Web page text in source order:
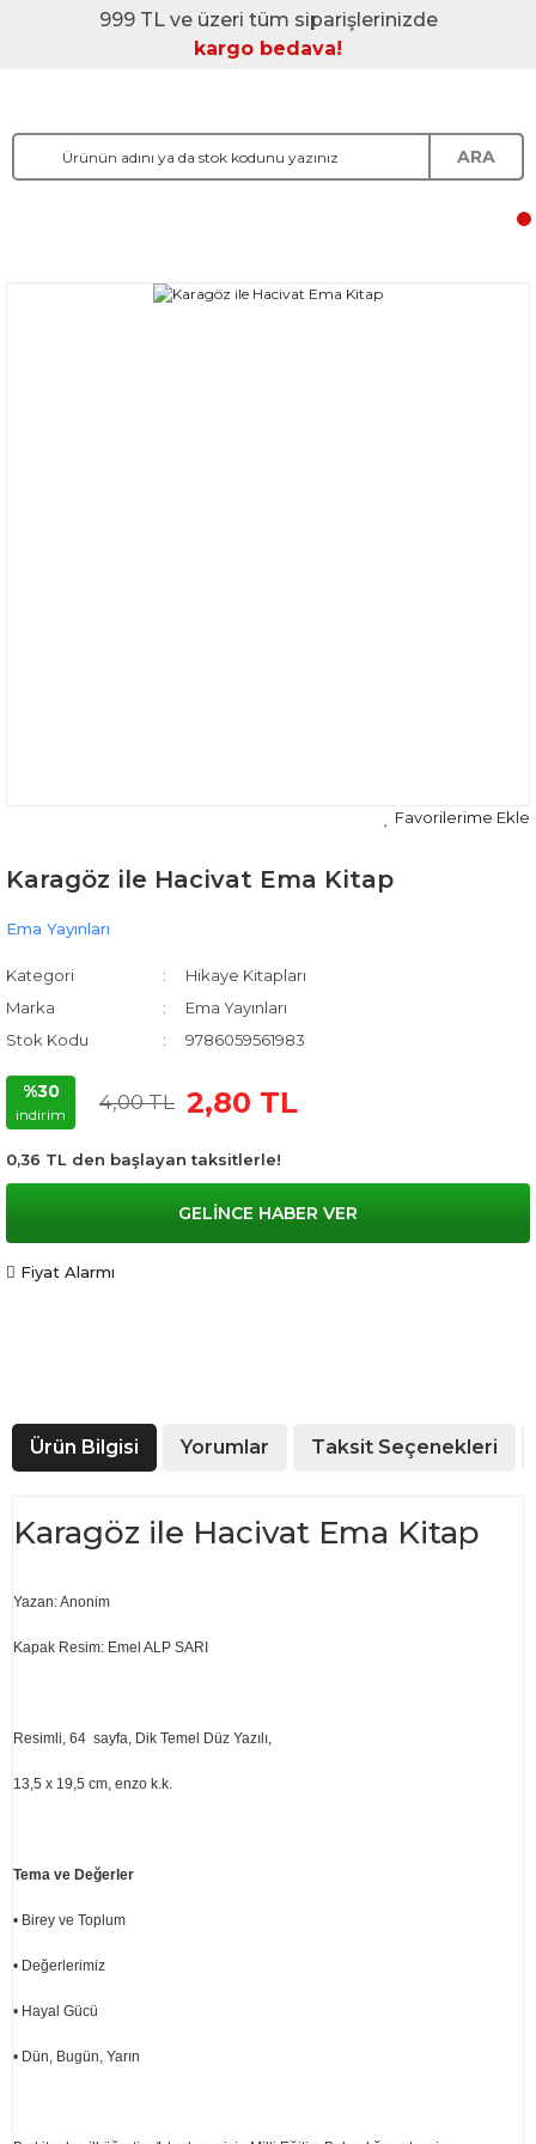
999 TL ve üzeri tüm siparişlerinizde
kargo bedava!
ARA
Karagöz ile Hacivat Ema Kitap
Ema Yayınları
Kategori
Hikaye Kitapları
Marka
Ema Yayınları
Stok Kodu
9786059561983
%30
indirim
4,00 TL 2,80 TL
0,36 TL den başlayan taksitlerle!
GELİNCE HABER VER
Fiyat Alarmı
Ürün Bilgisi Yorumlar Taksit Seçenekleri
Karagöz ile Hacivat Ema Kitap
Yazan: Anonim
Kapak Resim: Emel ALP SARI
Resimli, 64 sayfa, Dik Temel Düz Yazılı,
13,5 x 19,5 cm, enzo k.k.
Tema ve Değerler
• Birey ve Toplum
• Değerlerimiz
• Hayal Gücü
• Dün, Bugün, Yarın